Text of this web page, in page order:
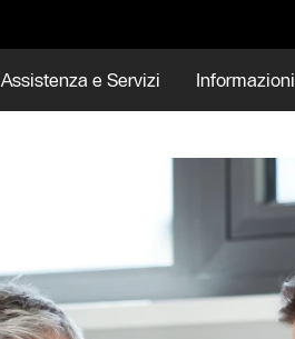
Assistenza e Servizi Informazioni